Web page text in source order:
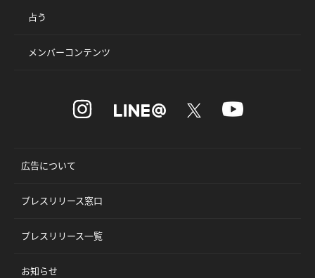
占う
メンバーコンテンツ
広告について
プレスリリース窓口
プレスリリース一覧
お知らせ